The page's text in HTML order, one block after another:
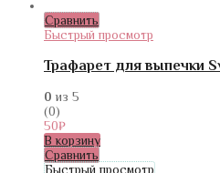
Сравнить
Быстрый просмотр
Трафарет для выпечки
0 из 5
(0)
50₽
В корзину
Сравнить
Быстрый просмотр